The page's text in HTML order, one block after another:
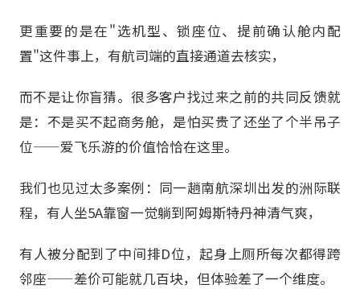
更重要的是在"选机型、锁座位、提前确认舱内配
置"这件事上，有航司端的直接通道去核实，
而不是让你盲猜。很多客户找过来之前的共同反馈就
是：不是买不起商务舱，是怕买贵了还坐了个半吊子
位——爱飞乐游的价值恰恰在这里。
我们也见过太多案例：同一趟南航深圳出发的洲际联
程，有人坐5A靠窗一觉躺到阿姆斯特丹神清气爽，
有人被分配到了中间排D位，起身上厕所每次都得跨
邻座——差价可能就几百块，但体验差了一个维度。